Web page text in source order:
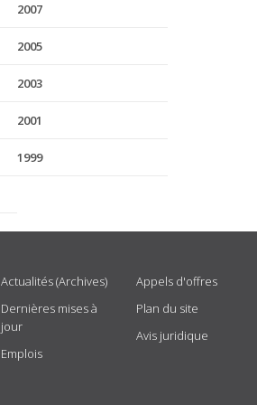
2007
2005
2003
2001
1999
Actualités (Archives)
Dernières mises à
jour
Emplois
Appels d'offres
Plan du site
Avis juridique